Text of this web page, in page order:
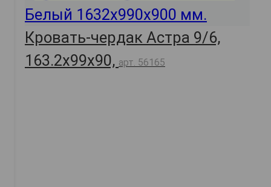
Кровать-чердак Астра 9/6,
163.2х99х90, арт. 56165